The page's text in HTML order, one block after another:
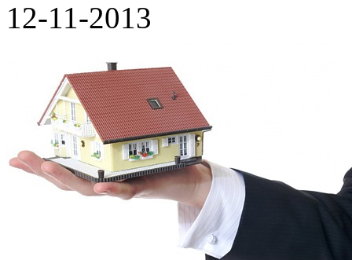
12-11-2013